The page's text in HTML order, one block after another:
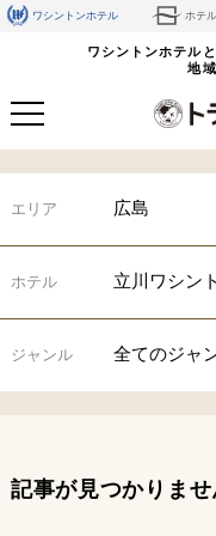
ワシントンホテル ホテ
ワシントンホテル
地
エリア 広島
ホテル 立川ワシン
ジャンル 全てのジャ
記事が見つかりませ